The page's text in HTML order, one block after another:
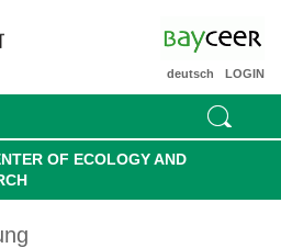
LOGIN
deutsch
OF ECOLOGY AND